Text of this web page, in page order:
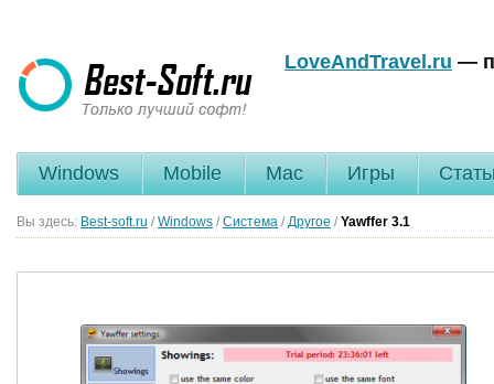
LoveAndTravel.ru —
Windows Mobile Mac Игры
Вы здесь: Best-soft.ru / Windows / Система / Другое / Yawffer 3.1